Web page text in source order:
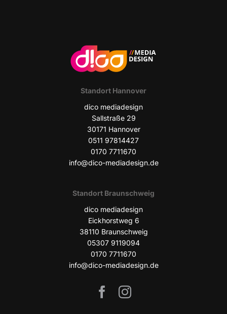
Stand­ort Hannover
dico media­de­sign
Sall­stra­ße 29
30171 Han­no­ver
0511 97814427
0170 7711670
info@dico-mediadesign.de
Stand­ort Braunschweig
dico media­de­sign
Eick­horst­weg 6
38110 Braun­schweig
05307 9119094
0170 7711670
info@dico-mediadesign.de